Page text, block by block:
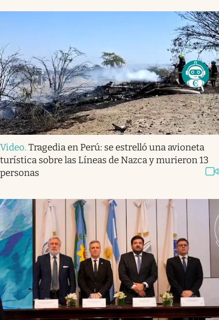
Video. Tragedia en Perú: se estrelló una avioneta
turística sobre las Líneas de Nazca y murieron 13
personas